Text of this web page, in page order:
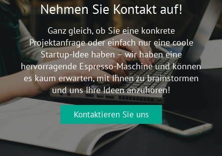
Nehmen Sie Kontakt auf!
Ganz gleich, ob Sie eine konkrete
Projektanfrage oder einfach nur eine coole
Startup-Idee haben – wir haben eine
hervorragende Espresso-Maschine und können
es kaum erwarten, mit Ihnen zu brainstormen
und uns Ihre Ideen anzuhören!
Kontaktieren Sie uns